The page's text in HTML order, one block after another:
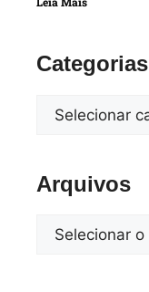
Categorias
Arquivos